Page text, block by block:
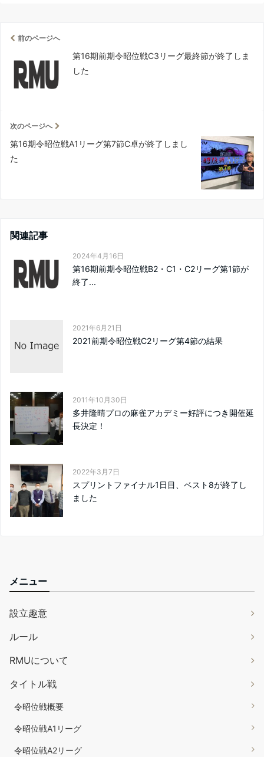
前のページへ
第16期前期令昭位戦C3リーグ最終節が終了しま
した
次のページへ
第16期令昭位戦A1リーグ第7節C卓が終了しまし
た
関連記事
2024年4月16日
第16期前期令昭位戦B2・C1・C2リーグ第1節が
終了...
2021年6月21日
2021前期令昭位戦C2リーグ第4節の結果
2011年10月30日
多井隆晴プロの麻雀アカデミー好評につき開催延
長決定！
2022年3月7日
スプリントファイナル1日目、ベスト8が終了し
ました
メニュー
設立趣意
ルール
RMUについて
タイトル戦
令昭位戦概要
令昭位戦A1リーグ
令昭位戦A2リーグ